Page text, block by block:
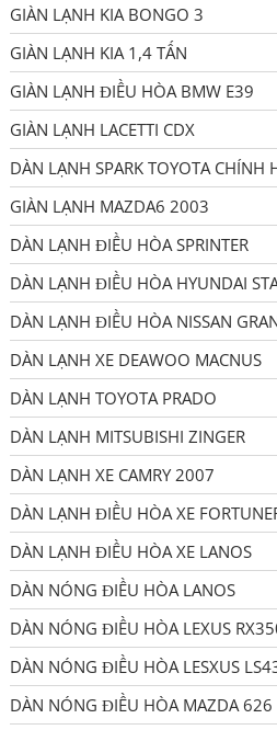
GIÀN LẠNH KIA BONGO 3
GIÀN LẠNH KIA 1,4 TẤN
GIÀN LẠNH ĐIỀU HÒA BMW E39
GIÀN LẠNH LACETTI CDX
DÀN LẠNH SPARK TOYOTA CHÍNH
GIÀN LẠNH MAZDA6 2003
DÀN LẠNH ĐIỀU HÒA SPRINTER
DÀN LẠNH ĐIỀU HÒA HYUNDAI
DÀN LẠNH ĐIỀU HÒA NISSAN
DÀN LẠNH XE DEAWOO MACNUS
DÀN LẠNH TOYOTA PRADO
DÀN LẠNH MITSUBISHI ZINGER
DÀN LẠNH XE CAMRY 2007
DÀN LẠNH ĐIỀU HÒA XE
DÀN LẠNH ĐIỀU HÒA XE LANOS
DÀN NÓNG ĐIỀU HÒA LANOS
DÀN NÓNG ĐIỀU HÒA LEXUS
DÀN NÓNG ĐIỀU HÒA LESXUS
DÀN NÓNG ĐIỀU HÒA MAZDA 626